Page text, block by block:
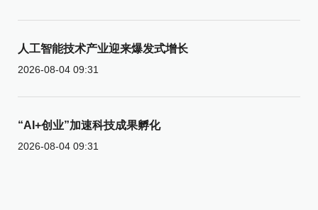
人工智能技术产业迎来爆发式增长
2026-08-04 09:31
“AI+创业”加速科技成果孵化
2026-08-04 09:31